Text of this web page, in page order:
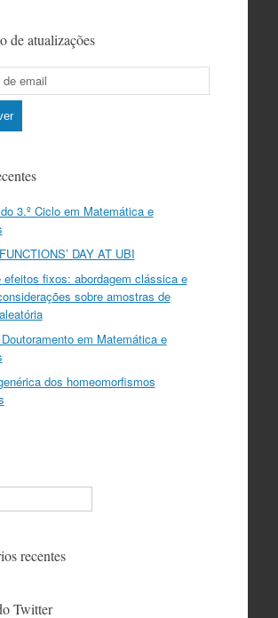
de atualizações
3.º Ciclo em Matemática e
DAY AT UBI
efeitos fixos: abordagem clássica e
sobre amostras de
em Matemática e
dos homeomorfismos
recentes
Twitter